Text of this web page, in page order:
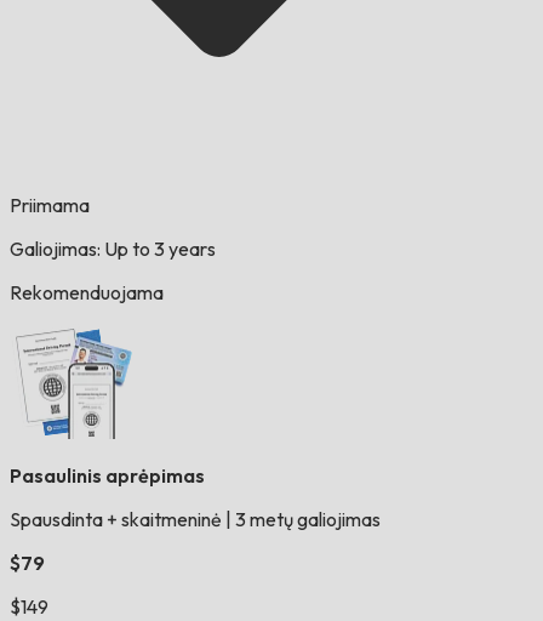
Priimama
Galiojimas: Up to 3 years
Rekomenduojama
Pasaulinis aprėpimas
Spausdinta + skaitmeninė 3 metų galiojimas
$79
$149